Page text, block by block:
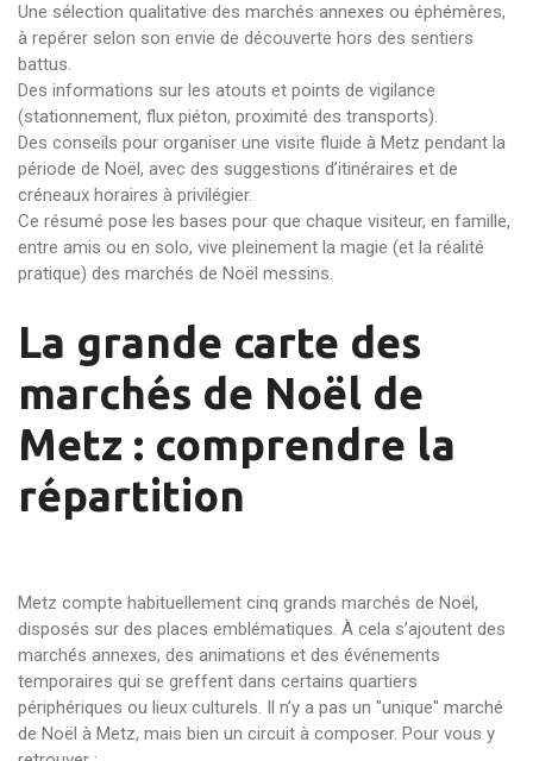
Une sélection qualitative des marchés annexes ou éphémères,
à repérer selon son envie de découverte hors des sentiers
battus.
Des informations sur les atouts et points de vigilance
(stationnement, flux piéton, proximité des transports).
Des conseils pour organiser une visite fluide à Metz pendant la
période de Noël, avec des suggestions d’itinéraires et de
créneaux horaires à privilégier.
Ce résumé pose les bases pour que chaque visiteur, en famille,
entre amis ou en solo, vive pleinement la magie (et la réalité
pratique) des marchés de Noël messins.
La grande carte des
marchés de Noël de
Metz : comprendre la
répartition
Metz compte habituellement cinq grands marchés de Noël,
disposés sur des places emblématiques. À cela s’ajoutent des
marchés annexes, des animations et des événements
temporaires qui se greffent dans certains quartiers
périphériques ou lieux culturels. Il n’y a pas un "unique" marché
de Noël à Metz, mais bien un circuit à composer. Pour vous y